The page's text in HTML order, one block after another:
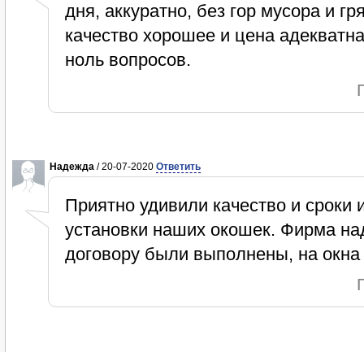
дня, аккуратно, без гор мусора и
качество хорошее и цена
ноль вопросов.
Надежда / 20-07-2020 Ответить
Приятно удивили качество и сроки
установки наших окошек. Фирма
договору были выполнены, на окна